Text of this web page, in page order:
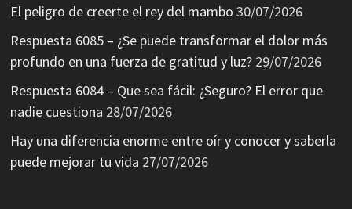
El peligro de creerte el rey del mambo 30/07/2026
Respuesta 6085 – ¿Se puede transformar el dolor más
profundo en una fuerza de gratitud y luz? 29/07/2026
Respuesta 6084 – Que sea fácil: ¿Seguro? El error que
nadie cuestiona 28/07/2026
Hay una diferencia enorme entre oír y conocer y saberla
puede mejorar tu vida 27/07/2026